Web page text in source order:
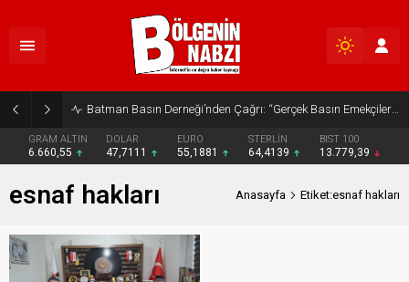
Batman Basın Derneği’nden Çağrı: “Gerçek Basın Emekçileri Desteklenmeli”
GRAM ALTIN
6.660,55
DOLAR
47,7111
EURO
55,1881
STERLİN
64,4139
BIST 100
13.779,39
esnaf hakları Anasayfa Etiket:esnaf hakları